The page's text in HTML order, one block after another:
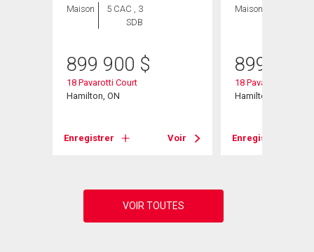
Maison
5 CAC , 3
SDB
899 900 $
18 Pavarotti Court
Hamilton, ON
Enregistrer Voir
Maison
899 900
18 Pavarotti Court
Hamilton, ON
Enregistrer